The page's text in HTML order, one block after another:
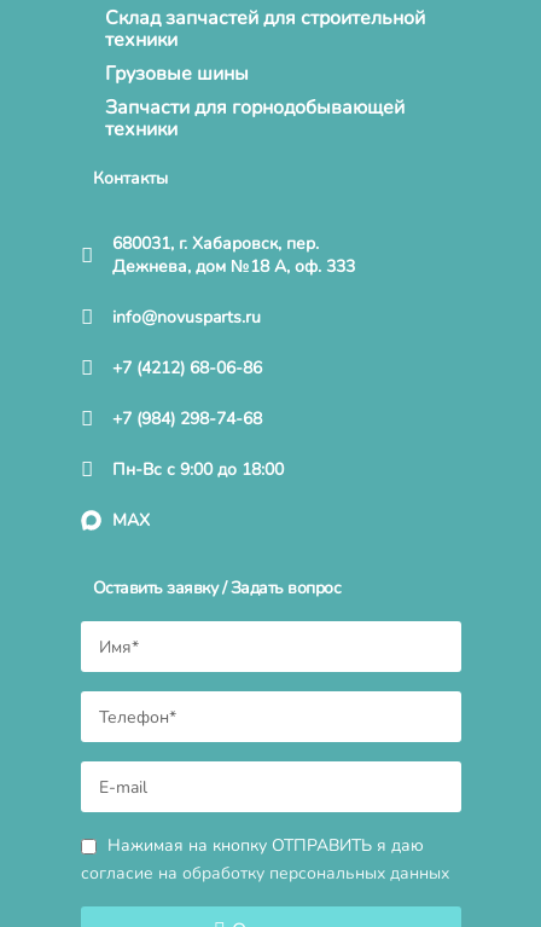
Склад запчастей для строительной
техники
Грузовые шины
Запчасти для горнодобывающей
техники
Контакты
680031, г. Хабаровск, пер.
Дежнева, дом №18 А, оф. 333
info@novusparts.ru
+7 (4212) 68-06-86
+7 (984) 298-74-68
Пн-Вс с 9:00 до 18:00
MAX
Оставить заявку / Задать вопрос
Нажимая на кнопку ОТПРАВИТЬ я даю
согласие на обработку персональных данных